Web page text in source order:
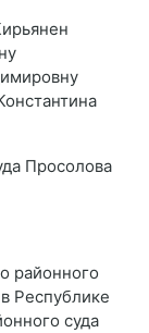
Просолова
районного
Республике
суда